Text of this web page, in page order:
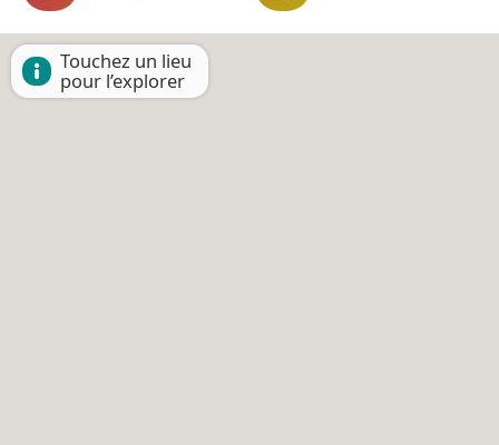
Touchez un lieu
pour l’explorer